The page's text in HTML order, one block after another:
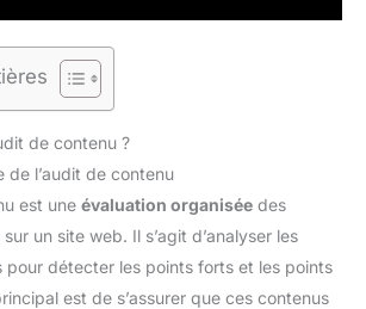
de contenu ?
de l’audit de contenu
est une évaluation organisée des
un site web. Il s’agit d’analyser les
pour détecter les points forts et les points
est de s’assurer que ces contenus